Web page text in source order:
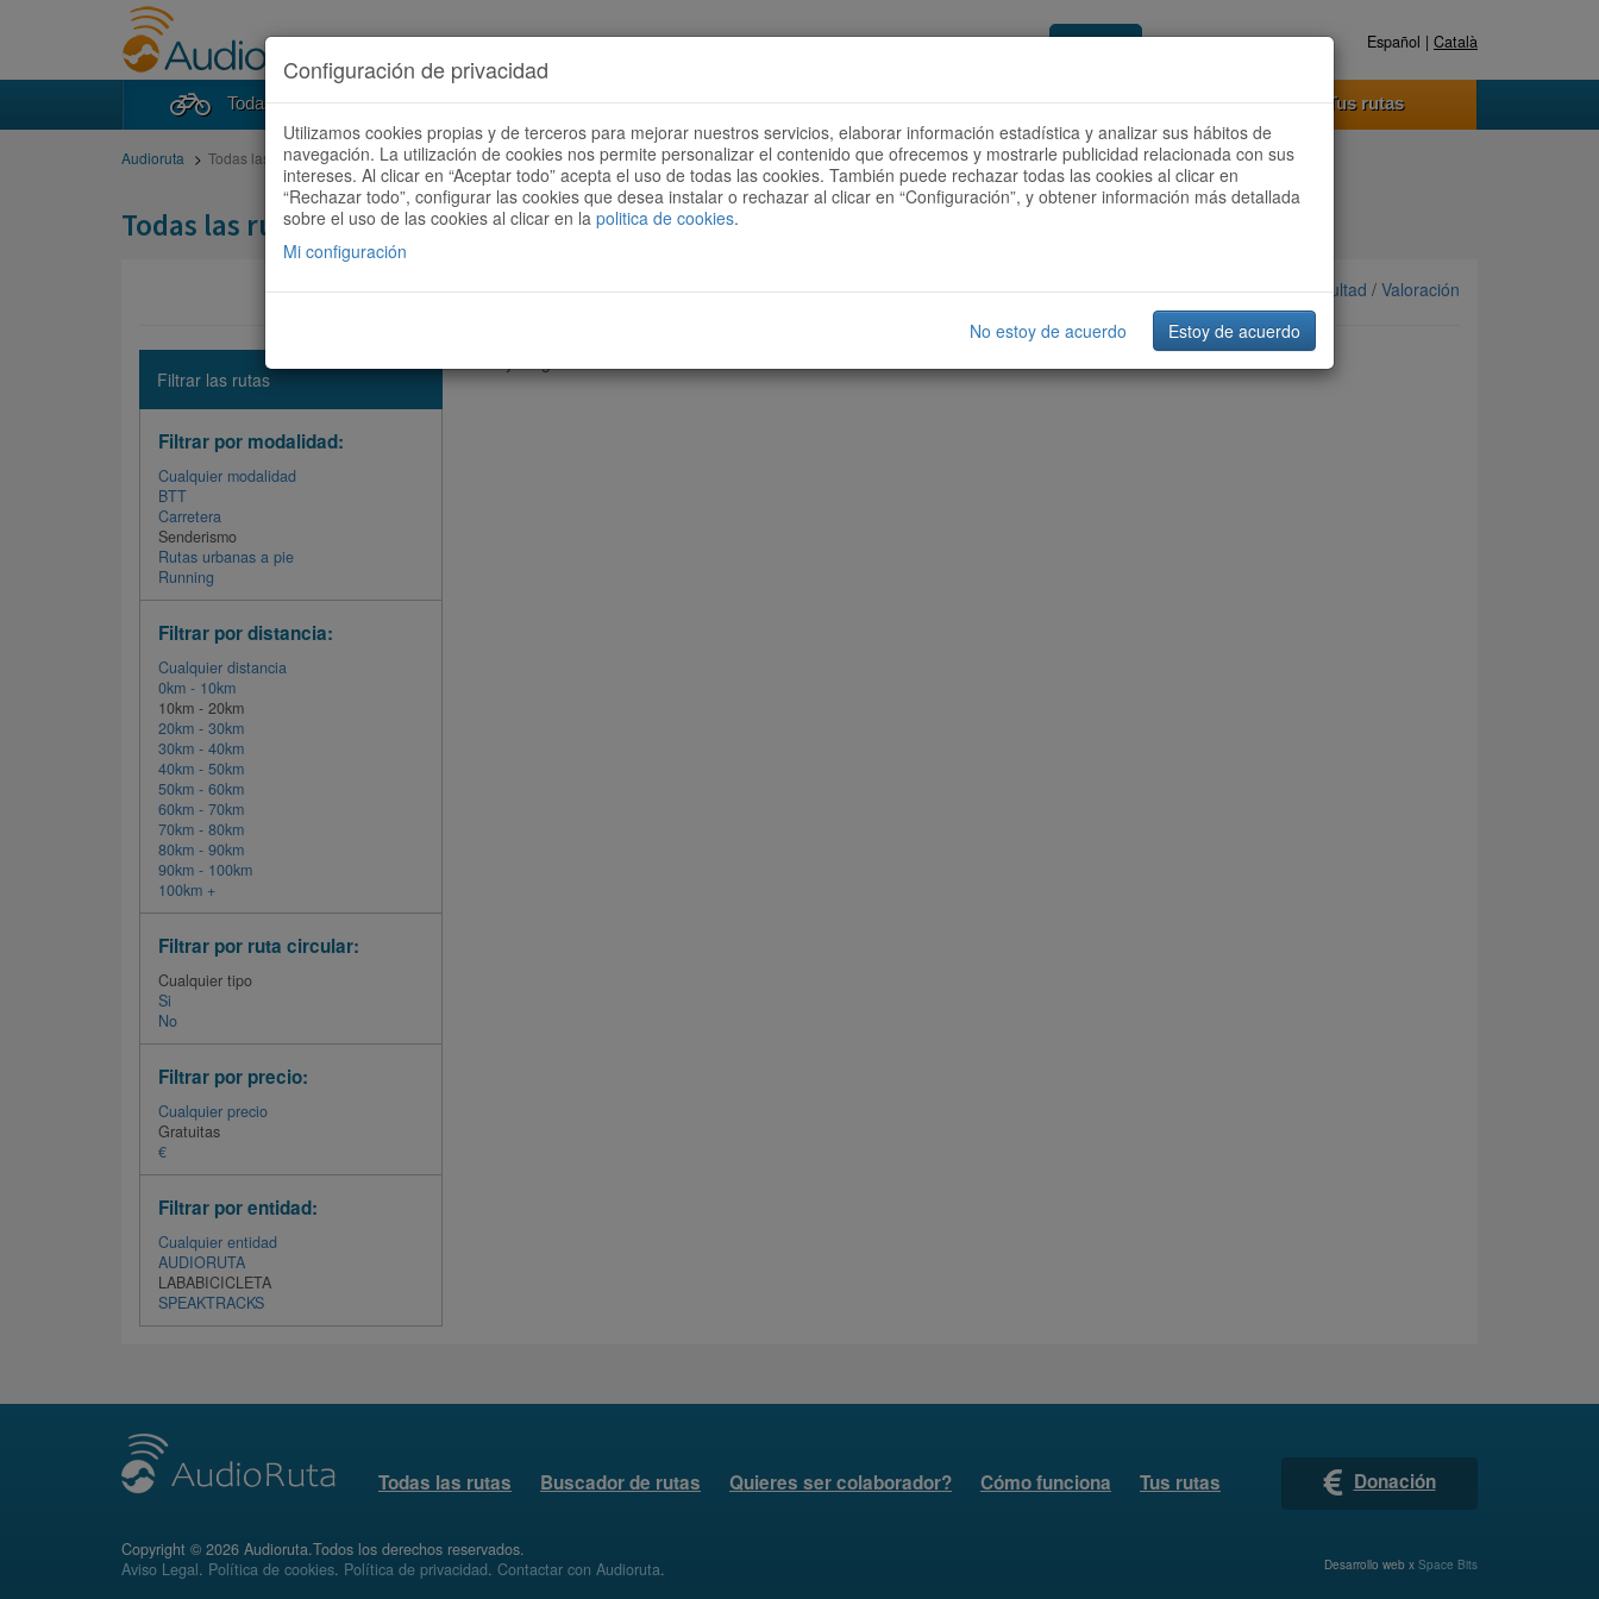
Acceder Registrate ahora Español | Català
Todas las rutas Buscador de rutas Quieres ser colaborador? Cómo funciona Tus rutas
Audioruta Todas las rutas
Todas las rutas
Ordenar por: Más recientes /Dificultad / Valoración
Filtrar las rutas
Filtrar por modalidad:
Cualquier modalidad
BTT
Carretera
Senderismo
Rutas urbanas a pie
Running
Filtrar por distancia:
Cualquier distancia
0km - 10km
10km - 20km
20km - 30km
30km - 40km
40km - 50km
50km - 60km
60km - 70km
70km - 80km
80km - 90km
90km - 100km
100km +
Filtrar por ruta circular:
Cualquier tipo
Si
No
Filtrar por precio:
Cualquier precio
Gratuitas
€
Filtrar por entidad:
Cualquier entidad
AUDIORUTA
LABABICICLETA
SPEAKTRACKS
Todas las rutas Buscador de rutas Quieres ser colaborador? Cómo funciona Tus rutas Donación
Copyright © 2026 Audioruta.Todos los derechos reservados.
Aviso Legal. Política de cookies. Política de privacidad. Contactar con Audioruta. Desarrollo web x Space Bits
Configuración de privacidad
Utilizamos cookies propias y de terceros para mejorar nuestros servicios, elaborar información estadística y analizar sus hábitos de
navegación. La utilización de cookies nos permite personalizar el contenido que ofrecemos y mostrarle publicidad relacionada con sus
intereses. Al clicar en “Aceptar todo” acepta el uso de todas las cookies. También puede rechazar todas las cookies al clicar en
“Rechazar todo”, configurar las cookies que desea instalar o rechazar al clicar en “Configuración”, y obtener información más detallada
sobre el uso de las cookies al clicar en la politica de cookies.
Mi configuración
No estoy de acuerdo Estoy de acuerdo